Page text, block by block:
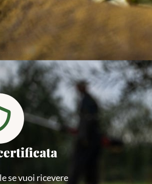
se vuoi ricevere